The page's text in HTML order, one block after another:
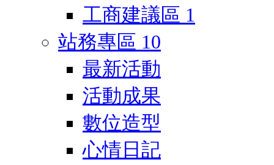
工商建議區 1
站務專區 10
最新活動
活動成果
數位造型
心情日記